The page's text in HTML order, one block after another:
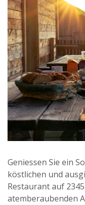
Geniessen Sie ein
köstlichen und
Restaurant auf
atemberaubenden